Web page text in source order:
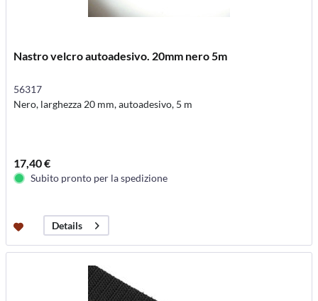
Nastro velcro autoadesivo. 20mm nero 5m
56317
Nero, larghezza 20 mm, autoadesivo, 5 m
17,40 €
Subito pronto per la spedizione
Details